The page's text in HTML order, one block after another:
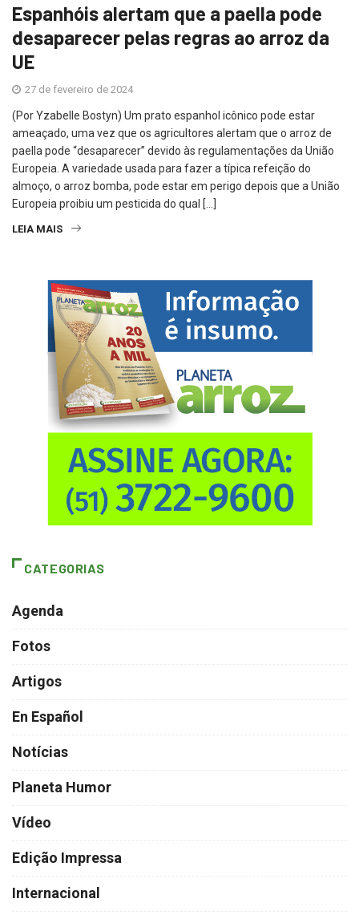
Espanhóis alertam que a paella pode
desaparecer pelas regras ao arroz da
UE
27 de fevereiro de 2024
(Por Yzabelle Bostyn) Um prato espanhol icônico pode estar
ameaçado, uma vez que os agricultores alertam que o arroz de
paella pode “desaparecer” devido às regulamentações da União
Europeia. A variedade usada para fazer a típica refeição do
almoço, o arroz bomba, pode estar em perigo depois que a União
Europeia proibiu um pesticida do qual […]
LEIA MAIS
CATEGORIAS
Agenda
Fotos
Artigos
En Español
Notícias
Planeta Humor
Vídeo
Edição Impressa
Internacional